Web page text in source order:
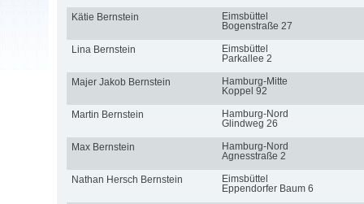
Kätie Bernstein
Eimsbüttel
Bogenstraße 27
Lina Bernstein
Eimsbüttel
Parkallee 2
Majer Jakob Bernstein
Hamburg-Mitte
Koppel 92
Martin Bernstein
Hamburg-Nord
Glindweg 26
Max Bernstein
Hamburg-Nord
Agnesstraße 2
Nathan Hersch Bernstein
Eimsbüttel
Eppendorfer Baum 6